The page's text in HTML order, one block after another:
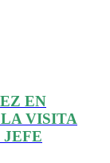
EN
VISITA